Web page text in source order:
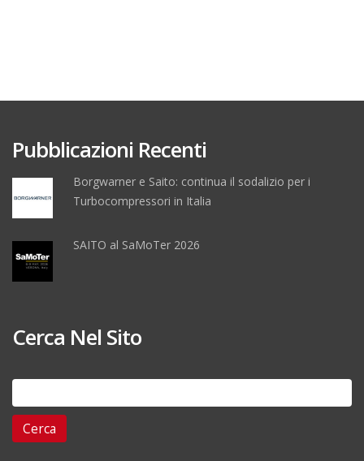
Pubblicazioni Recenti
Borgwarner e Saito: continua il sodalizio per i
Turbocompressori in Italia
SAITO al SaMoTer 2026
Cerca Nel Sito
Ricerca
per: